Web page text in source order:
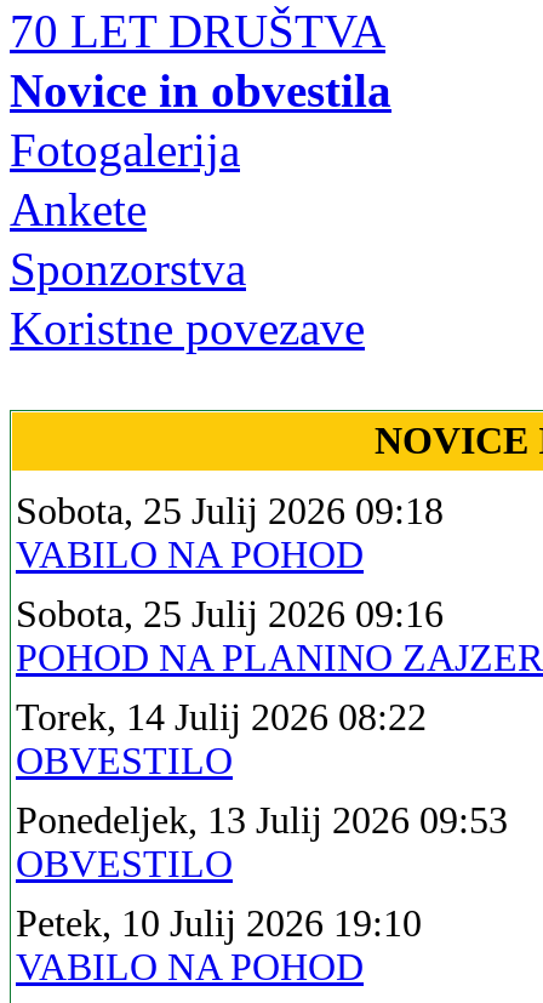
70 LET DRUŠTVA
Novice in obvestila
Fotogalerija
Ankete
Sponzorstva
Koristne povezave
NOVICE
Sobota, 25 Julij 2026 09:18
VABILO NA POHOD
Sobota, 25 Julij 2026 09:16
POHOD NA PLANINO
Torek, 14 Julij 2026 08:22
OBVESTILO
Ponedeljek, 13 Julij 2026 09:53
OBVESTILO
Petek, 10 Julij 2026 19:10
VABILO NA POHOD